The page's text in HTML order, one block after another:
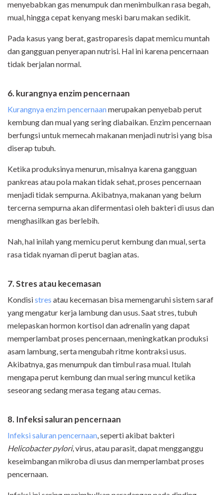
menyebabkan gas menumpuk dan menimbulkan rasa begah,
mual, hingga cepat kenyang meski baru makan sedikit.
Pada kasus yang berat, gastroparesis dapat memicu muntah
dan gangguan penyerapan nutrisi. Hal ini karena pencernaan
tidak berjalan normal.
6. kurangnya enzim pencernaan
Kurangnya enzim pencernaanmerupakan penyebab perut
kembung dan mual yang sering diabaikan. Enzim pencernaan
berfungsi untuk memecah makanan menjadi nutrisi yang bisa
diserap tubuh.
Ketika produksinya menurun, misalnya karena gangguan
pankreas atau pola makan tidak sehat, proses pencernaan
menjadi tidak sempurna. Akibatnya, makanan yang belum
tercerna sempurna akan difermentasi oleh bakteri di usus dan
menghasilkan gas berlebih.
Nah, hal inilah yang memicu perut kembung dan mual, serta
rasa tidak nyaman di perut bagian atas.
7. Stres atau kecemasan
Kondisistres atau kecemasan bisa memengaruhi sistem saraf
yang mengatur kerja lambung dan usus. Saat stres, tubuh
melepaskan hormon kortisol dan adrenalin yang dapat
memperlambat proses pencernaan, meningkatkan produksi
asam lambung, serta mengubah ritme kontraksi usus.
Akibatnya, gas menumpuk dan timbul rasa mual. Itulah
mengapa perut kembung dan mual sering muncul ketika
seseorang sedang merasa tegang atau cemas.
8. Infeksi saluran pencernaan
Infeksi saluran pencernaan, seperti akibat bakteri
Helicobacter pylori, virus, atau parasit, dapat mengganggu
keseimbangan mikroba di usus dan memperlambat proses
pencernaan.